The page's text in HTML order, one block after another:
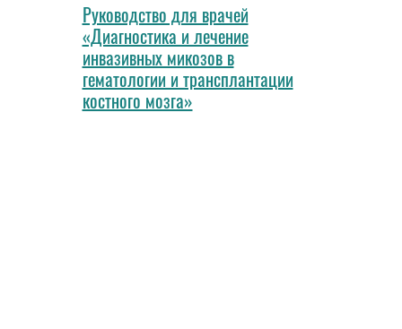
Руководство для врачей
«Диагностика и лечение
инвазивных микозов в
гематологии и трансплантации
костного мозга»